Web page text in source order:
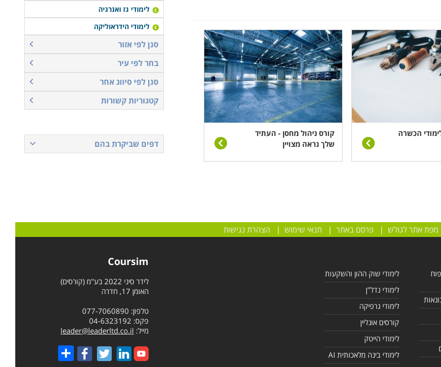
הכשרה
קורס ניהול מחסן - העתיד
שלך נראה מצויין
לימודי גז ואנרגיה
לימודי הידראוליקה
סנן לפי אזור
בחר לפי עיר
סנן לפי סיווג אחר
קטגוריות קשורות
דפים שביקרת בהם
מפת אתר לגולש |פרסם באתר | תנאי שימוש | הצהרת נגישות
לימודי שוק ההון והשקעות
לימודי נדל"ן
לימודי גרפיקה
קורסים אונליין
לימודי הייטק
לימודי בינה מלאכותית AI
Coursim
לידר סיני 2022 בע"מ (קורסים)
האומן 17, חדרה
טלפון: 077-7060890
פקס: 04-6323192
מייל: leader@leaderltd.co.il
Share